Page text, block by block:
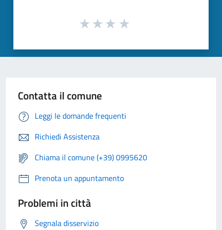
Contatta il comune
Leggi le domande frequenti
Richiedi Assistenza
Chiama il comune (+39) 0995620
Prenota un appuntamento
Problemi in città
Segnala disservizio